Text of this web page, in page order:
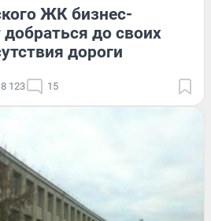
ЖК бизнес-
добраться до своих
дороги
123 15